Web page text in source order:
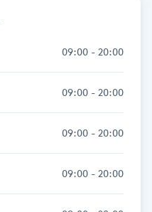
09:00 - 20:00
09:00 - 20:00
09:00 - 20:00
09:00 - 20:00